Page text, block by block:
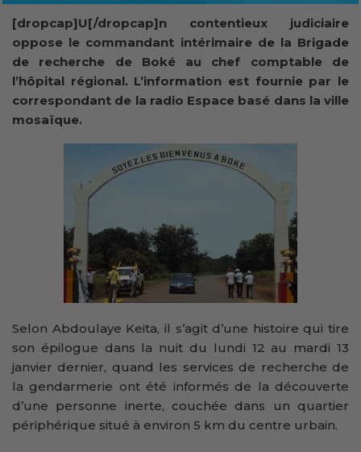
[dropcap]U[/dropcap]n contentieux judiciaire
oppose le commandant intérimaire de la Brigade
de recherche de Boké au chef comptable de
l’hôpital régional. L’information est fournie par le
correspondant de la radio Espace basé dans la ville
mosaïque.
Selon Abdoulaye Keita, il s’agit d’une histoire qui tire
son épilogue dans la nuit du lundi 12 au mardi 13
janvier dernier, quand les services de recherche de
la gendarmerie ont été informés de la découverte
d’une personne inerte, couchée dans un quartier
périphérique situé à environ 5 km du centre urbain.